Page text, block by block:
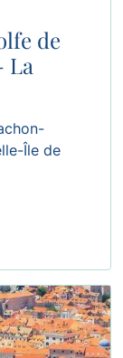
de
La
Île de